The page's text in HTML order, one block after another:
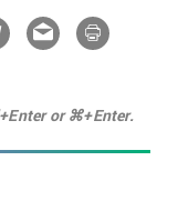
or ⌘+Enter.